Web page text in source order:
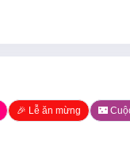
🎉 Lễ ăn mừng 🌃